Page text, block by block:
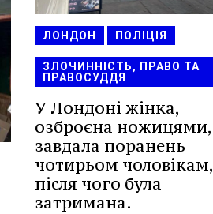
ЛОНДОН ПОЛІЦІЯ
ЗЛОЧИННІСТЬ, ПРАВО ТА
ПРАВОСУДДЯ
У Лондоні жінка,
озброєна ножицями,
завдала поранень
чотирьом чоловікам,
після чого була
затримана.